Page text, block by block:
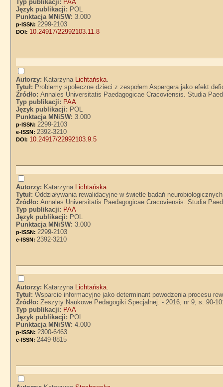
Typ publikacji: PAA
Język publikacji: POL
Punktacja MNiSW:3.000
p-ISSN: 2299-2103
DOI: 10.24917/22992103.11.8
Autorzy: Katarzyna Lichtańska.
Tytuł: Problemy społeczne dzieci z zespołem Aspergera jako efekt
Źródło:Annales Universitatis Paedagogicae Cracoviensis. Studia
Typ publikacji: PAA
Język publikacji: POL
Punktacja MNiSW:3.000
p-ISSN: 2299-2103
e-ISSN: 2392-3210
DOI: 10.24917/22992103.9.5
Autorzy: Katarzyna Lichtańska.
Tytuł:Oddziaływania rewalidacyjne w świetle badań
Źródło:Annales Universitatis Paedagogicae Cracoviensis. Studia
Typ publikacji: PAA
Język publikacji: POL
Punktacja MNiSW:3.000
p-ISSN: 2299-2103
e-ISSN: 2392-3210
Autorzy: Katarzyna Lichtańska.
Tytuł:Wsparcie informacyjne jako determinant powodzenia procesu
Źródło:Zeszyty Naukowe Pedagogiki Specjalnej. - 2016, nr 9, s. 90-
Typ publikacji: PAA
Język publikacji: POL
Punktacja MNiSW:4.000
p-ISSN: 2300-6463
e-ISSN: 2449-8815